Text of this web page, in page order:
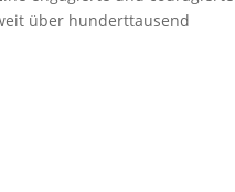
über hunderttausend